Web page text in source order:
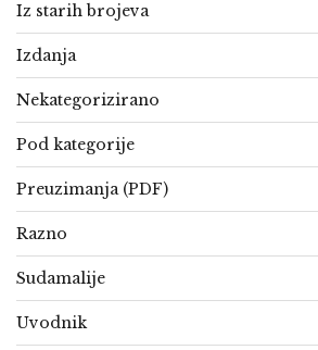
Iz starih brojeva
Izdanja
Nekategorizirano
Pod kategorije
Preuzimanja (PDF)
Razno
Sudamalije
Uvodnik